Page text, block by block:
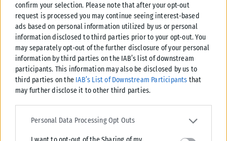
confirm your selection. Please note that after your opt-out
request is processed you may continue seeing interest-based
ads based on personal information utilized by us or personal
information disclosed to third parties prior to your opt-out. You
may separately opt-out of the further disclosure of your personal
information by third parties on the IAB’s list of downstream
participants. This information may also be disclosed by us to
third parties on the IAB’s List of Downstream Participants that
may further disclose it to other third parties.
Please note that this website/app uses one or more Google
services and may gather and store information including but not
Personal Data Processing Opt Outs
ΕΛΛΆΔΑ
Κωνσταντίνος Κυρανάκης: Νέο σχέδιο για πιο προσβάσιμες
μετακινήσεις σε Μετρό, λεωφορεία και τρένα
Ένα ευρύ σχέδιο παρεμβάσεων με στόχο τη βελτίωση της
προσβασιμότητας στα Μέσα Μαζικής Μεταφοράς παρουσίασε ο
αναπληρωτής υπουργός Υποδομών και...